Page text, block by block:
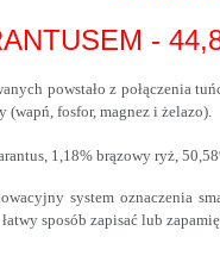
-
powstało z połączenia
(wapń, fosfor, magnez i żelazo).
1,18% brązowy ryż,
system oznaczenia
sposób zapisać lub